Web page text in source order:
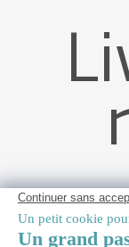
Parasol déporté
360° inclinable +